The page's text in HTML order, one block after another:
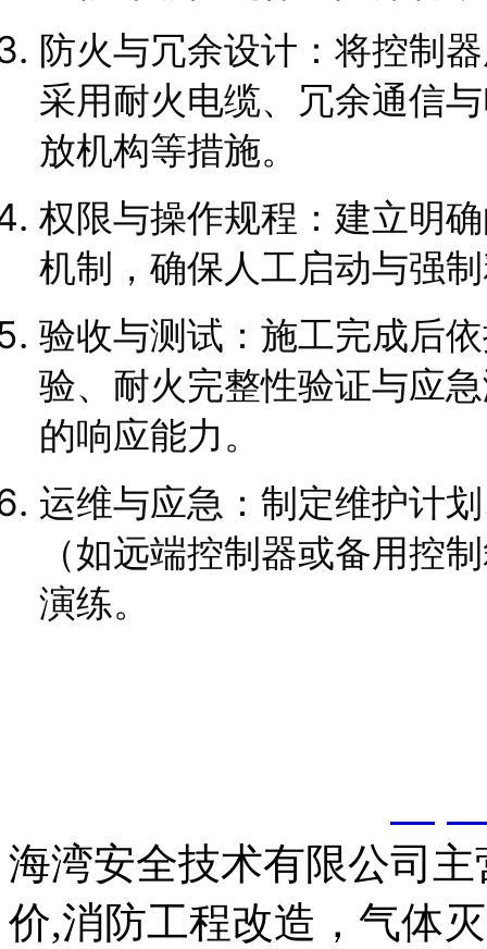
防火与冗余设计：将控制
采用耐火电缆、冗余通信
放机构等措施。
权限与操作规程：建立明
机制，确保人工启动与强
验收与测试：施工完成后
验、耐火完整性验证与应
的响应能力。
运维与应急：制定维护计
（如远端控制器或备用控
演练。
海湾安全技术有限公司
价,消防工程改造，气体